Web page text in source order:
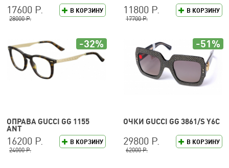
В КОРЗИНУ
17600 Р.
28000 Р.
В КОРЗИНУ
11800 Р.
17700 Р.
ОПРАВА GUCCI GG 1155
ANT
В КОРЗИНУ
16200 Р.
24000 Р.
-32%
ОЧКИ GUCCI GG 3861/S Y6C
В КОРЗИНУ
29800 Р.
62000 Р.
-51%